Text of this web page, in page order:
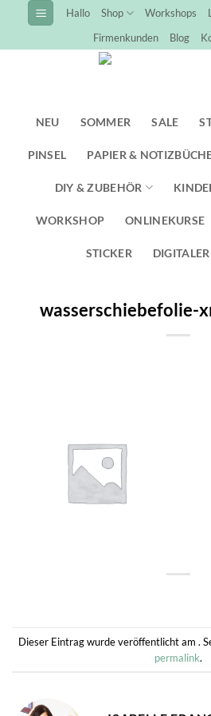
Inhalt
springen
Hallo Shop Workshops
Firmenkunden
Blog
NEU SOMMER SALE
PINSEL PAPIER &
DIY & ZUBEHÖR
WORKSHOP ONLINEKURSE
STICKER
wasserschiebefolie-
Dieser Eintrag wurde veröffentlicht am .
permalink.